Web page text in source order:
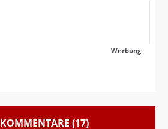
Werbung
KOMMENTARE (17)